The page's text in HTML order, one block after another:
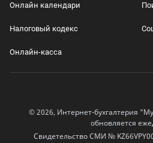
Онлайн календари
Налоговый кодекс
Онлайн-касса
© 2026, Интернет-бухгалтерия
обновляется
Свидетельство СМИ №